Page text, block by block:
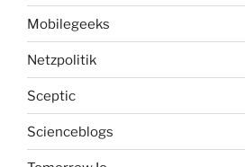
Mobilegeeks
Netzpolitik
Sceptic
Scienceblogs